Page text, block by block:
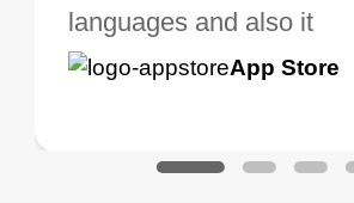
languages and also it
blocks access to some
now I can listen to all my
App Store
is not only free (as i use
it for limited time only)
connection. Turbo VPN
Google
perks pretty
it. I tested out the
I asked for my
that my
Google